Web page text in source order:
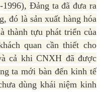
Đảng ta đã đưa ra
đó là sản xuất hàng hóa
thành tựu phát triển của
quan cần thiết cho
cả khi CNXH đã được
ta mới bàn đến kinh tế
dùng khái niệm kinh